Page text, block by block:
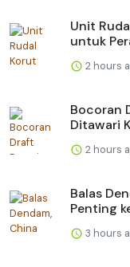
Unit
untuk
2 hours
Bocoran
Ditawari
2 hours
Balas
Penting
3 hours